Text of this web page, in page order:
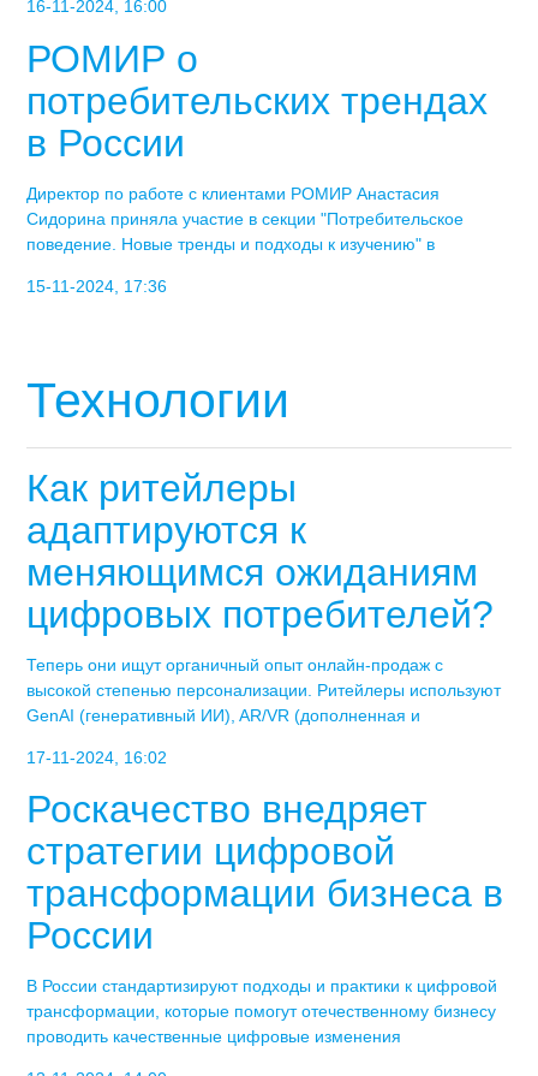
16-11-2024, 16:00
РОМИР о
потребительских трендах
в России
Директор по работе с клиентами РОМИР Анастасия
Сидорина приняла участие в секции "Потребительское
поведение. Новые тренды и подходы к изучению" в
15-11-2024, 17:36
Технологии
Как ритейлеры
адаптируются к
меняющимся ожиданиям
цифровых потребителей?
Теперь они ищут органичный опыт онлайн-продаж с
высокой степенью персонализации. Ритейлеры используют
GenAI (генеративный ИИ), AR/VR (дополненная и
17-11-2024, 16:02
Роскачество внедряет
стратегии цифровой
трансформации бизнеса в
России
В России стандартизируют подходы и практики к цифровой
трансформации, которые помогут отечественному бизнесу
проводить качественные цифровые изменения